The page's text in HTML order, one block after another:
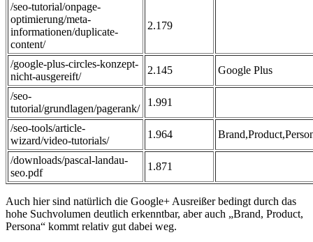
/seo-tutorial/onpage-
optimierung/meta-
informationen/duplicate-
content/
2.179
/google-plus-circles-konzept-
nicht-ausgereift/
2.145 Google Plus
/seo-
tutorial/grundlagen/pagerank/
1.991
/seo-tools/article-
wizard/video-tutorials/
1.964
/downloads/pascal-landau-
seo.pdf
1.871
Auch hier sind natürlich die Google+ Ausreißer bedingt durch das
hohe Suchvolumen deutlich erkenntbar, aber auch „Brand, Product,
Persona“ kommt relativ gut dabei weg.